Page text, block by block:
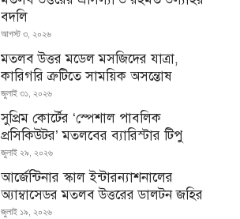
বদলি
আগস্ট ৩, ২০২৬
মতলব উত্তর মডেল মসজিদের যাত্রা,
কারিগরি ত্রুটিতে সাময়িক অসন্তোষ
জুলাই ৩১, ২০২৬
সুপ্রিম কোর্টের ‘স্পেশাল পাবলিক
প্রসিকিউটর’ মতলবের ব্যারিস্টার টিপু
জুলাই ২৯, ২০২৬
আর্জেন্টিনার স্কাল ইন্টারন্যাশনালের
অ্যাম্বাসেডর মতলব উত্তরের ডালটন জহির
জুলাই ১৯, ২০২৬